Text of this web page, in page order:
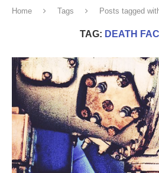
Home Tags Posts tagged
TAG: DEATH